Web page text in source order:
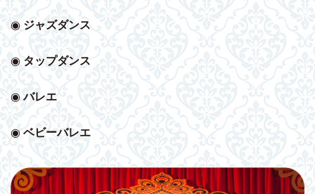
◉ ジャズダンス
◉ タップダンス
◉バレエ
◉ベビーバレエ